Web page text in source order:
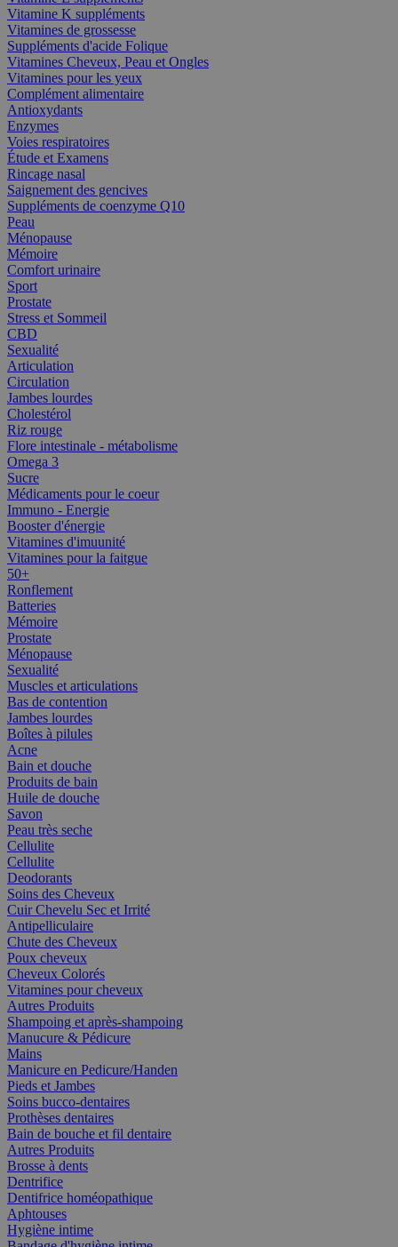
Vitamine K suppléments
Vitamines de grossesse
Suppléments d'acide Folique
Vitamines Cheveux, Peau et Ongles
Vitamines pour les yeux
Complément alimentaire
Antioxydants
Enzymes
Voies respiratoires
Étude et Examens
Rincage nasal
Saignement des gencives
Suppléments de coenzyme Q10
Peau
Ménopause
Mémoire
Comfort urinaire
Sport
Prostate
Stress et Sommeil
CBD
Sexualité
Articulation
Circulation
Jambes lourdes
Cholestérol
Riz rouge
Flore intestinale - métabolisme
Omega 3
Sucre
Médicaments pour le coeur
Immuno - Energie
Booster d'énergie
Vitamines d'imuunité
Vitamines pour la faitgue
50+
Ronflement
Batteries
Mémoire
Prostate
Ménopause
Sexualité
Muscles et articulations
Bas de contention
Jambes lourdes
Boîtes à pilules
Acne
Bain et douche
Produits de bain
Huile de douche
Savon
Peau très seche
Cellulite
Cellulite
Deodorants
Soins des Cheveux
Cuir Chevelu Sec et Irrité
Antipelliculaire
Chute des Cheveux
Poux cheveux
Cheveux Colorés
Vitamines pour cheveux
Autres Produits
Shampoing et après-shampoing
Manucure & Pédicure
Mains
Manicure en Pedicure/Handen
Pieds et Jambes
Soins bucco-dentaires
Prothèses dentaires
Bain de bouche et fil dentaire
Autres Produits
Brosse à dents
Dentrifice
Dentifrice homéopathique
Aphtouses
Hygiène intime